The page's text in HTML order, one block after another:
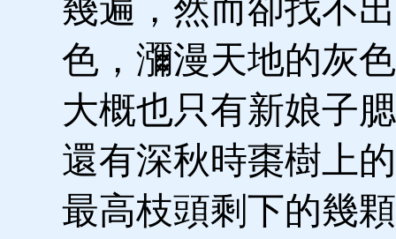
幾遍，然而卻找不
色，瀰漫天地的灰
大概也只有新娘子
還有深秋時棗樹上
最高枝頭剩下的幾